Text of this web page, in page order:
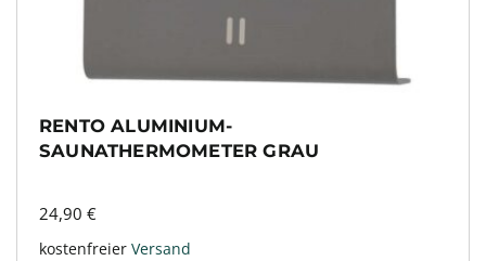
RENTO ALUMINIUM-
SAUNATHERMOMETER GRAU
24,90 €
kostenfreier Versand